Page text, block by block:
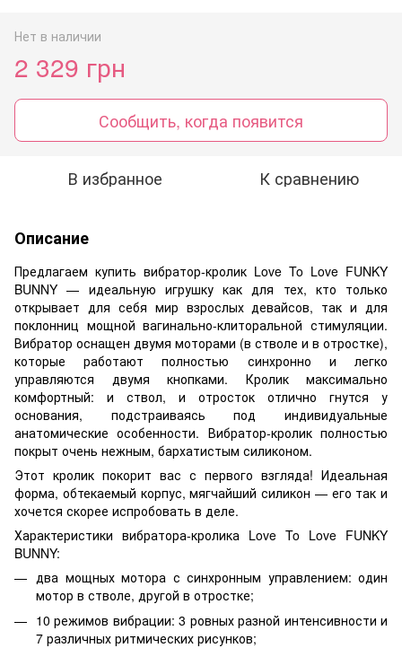
Нет в наличии
2 329 грн
Сообщить, когда появится
В избранное К сравнению
Описание
Предлагаем купить вибратор-кролик Love To Love FUNKY
BUNNY — идеальную игрушку как для тех, кто только
открывает для себя мир взрослых девайсов, так и для
поклонниц мощной вагинально-клиторальной стимуляции.
Вибратор оснащен двумя моторами (в стволе и в отростке),
которые работают полностью синхронно и легко
управляются двумя кнопками. Кролик максимально
комфортный: и ствол, и отросток отлично гнутся у
основания, подстраиваясь под индивидуальные
анатомические особенности. Вибратор-кролик полностью
покрыт очень нежным, бархатистым силиконом.
Этот кролик покорит вас с первого взгляда! Идеальная
форма, обтекаемый корпус, мягчайший силикон — его так и
хочется скорее испробовать в деле.
Характеристики вибратора-кролика Love To Love FUNKY
BUNNY:
два мощных мотора с синхронным управлением: один
мотор в стволе, другой в отростке;
10 режимов вибрации: 3 ровных разной интенсивности и
7 различных ритмических рисунков;